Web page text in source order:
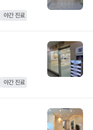
야간 진료
야간 진료